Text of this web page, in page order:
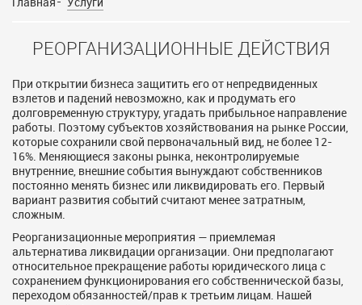
РЕОРГАНИЗАЦИОННЫЕ ДЕЙСТВИЯ
При открытии бизнеса защитить его от непредвиденных
взлетов и падений невозможно, как и продумать его
долговременную структуру, угадать прибыльное направление
работы. Поэтому субъектов хозяйствования на рынке России,
которые сохранили свой первоначальный вид, не более 12-
16%. Меняющиеся законы рынка, неконтролируемые
внутренние, внешние события вынуждают собственников
постоянно менять бизнес или ликвидировать его. Первый
вариант развития событий считают менее затратным,
сложным.
Реорганизационные мероприятия — приемлемая
альтернатива ликвидации организации. Они предполагают
относительное прекращение работы юридического лица с
сохранением функционирования его собственнической базы,
переходом обязанностей/прав к третьим лицам. Нашей